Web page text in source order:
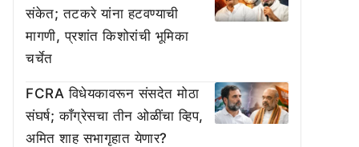
संकेत; तटकरे यांना हटवण्याची
मागणी, प्रशांत किशोरांची भूमिका
चर्चेत
FCRA विधेयकावरून संसदेत मोठा
संघर्ष; काँग्रेसचा तीन ओळींचा व्हिप,
अमित शाह सभागृहात येणार?